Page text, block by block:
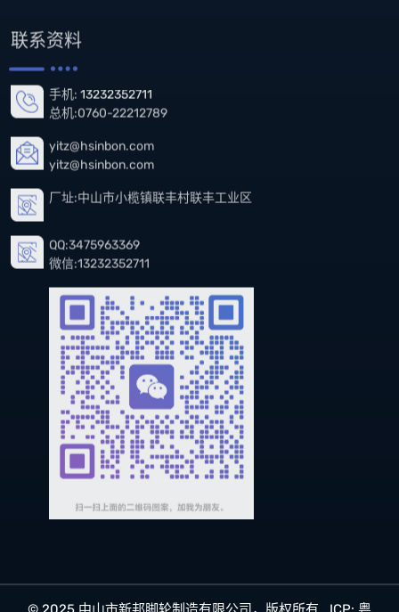
联系资料
手机: 13232352711
总机:0760-22212789
yitz@hsinbon.com
yitz@hsinbon.com
厂址:中山市小榄镇联丰村联丰工业区
QQ:3475963369
微信:13232352711